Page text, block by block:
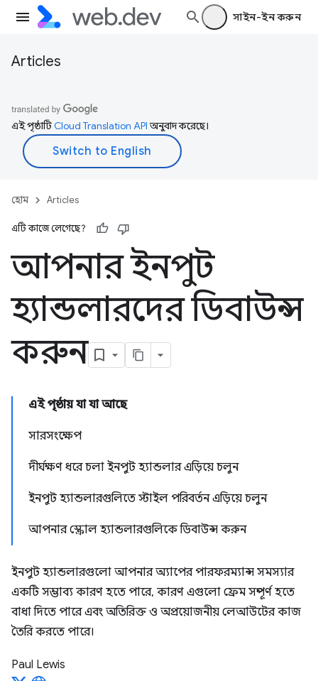
সাইন-ইন করুন
Articles
এই পৃষ্ঠাটিCloud Translation APIঅনুবাদ করেছে।
হোম Articles
এটি কাজে লেগেছে?
আপনার ইনপুট
হ্যান্ডলারদের ডিবাউন্স
করুন
এই পৃষ্ঠায় যা যা আছে
সারসংক্ষেপ
দীর্ঘক্ষণ ধরে চলা ইনপুট হ্যান্ডলার এড়িয়ে চলুন
ইনপুট হ্যান্ডলারগুলিতে স্টাইল পরিবর্তন এড়িয়ে চলুন
আপনার স্ক্রোল হ্যান্ডলারগুলিকে ডিবাউন্স করুন
ইনপুট হ্যান্ডলারগুলো আপনার অ্যাপের পারফরম্যান্স সমস্যার
একটি সম্ভাব্য কারণ হতে পারে, কারণ এগুলো ফ্রেম সম্পূর্ণ হতে
বাধা দিতে পারে এবং অতিরিক্ত ও অপ্রয়োজনীয় লেআউটের কাজ
তৈরি করতে পারে।
Paul Lewis